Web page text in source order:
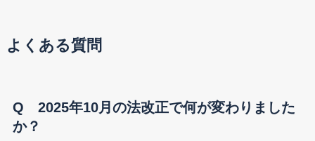
よくある質問
Q 2025年10月の法改正で何が変わりました
か？